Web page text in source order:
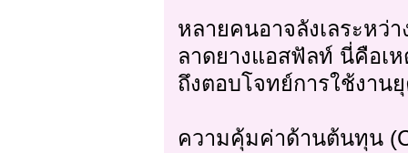
หลายคนอาจลังเลระหว่
ลาดยางแอสฟัลท์ นี่คือเ
ถึงตอบโจทย์การใช้งาน
ความคุ้มค่าด้านต้นทุน